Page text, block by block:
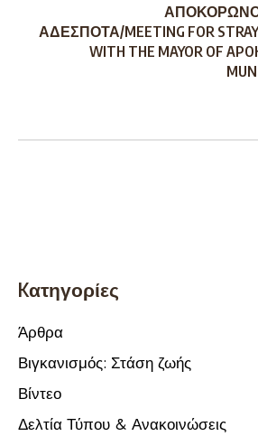
ΑΔΕΣΠΟΤΑ/MEETING FOR
WITH THE MAYOR OF
Kατηγορίες
Άρθρα
Βιγκανισμός: Στάση ζωής
Βίντεο
Δελτία Τύπου & Ανακοινώσεις